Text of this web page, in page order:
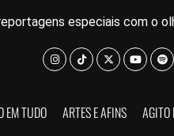
especiais com o
EM TUDO ARTES E AFINS AGITO